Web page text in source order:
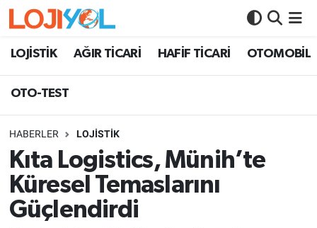
LOJİSTİK AĞIR TİCARİ HAFİF TİCARİ OTOMOBİL
OTO-TEST
HABERLER LOJİSTİK
Kıta Logistics, Münih’te
Küresel Temaslarını
Güçlendirdi
OTO-TEST